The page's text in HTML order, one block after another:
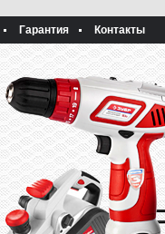
Гарантия Контакты